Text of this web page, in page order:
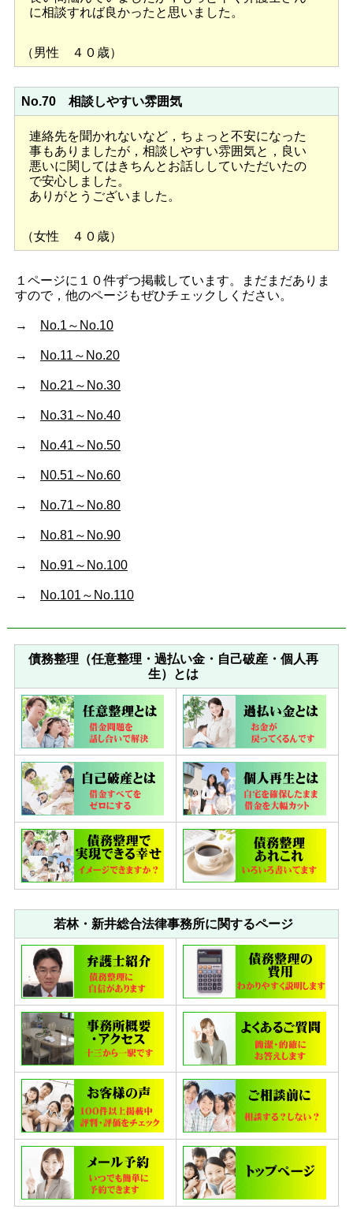
に相談すれば良かったと思いました。
（男性 ４０歳）
No.70 相談しやすい雰囲気
連絡先を聞かれないなど，ちょっと不安になった
事もありましたが，相談しやすい雰囲気と，良い
悪いに関してはきちんとお話ししていただいたの
で安心しました。
ありがとうございました。
（女性 ４０歳）
１ページに１０件ずつ掲載しています。まだまだありま
すので，他のページもぜひチェックしください。
→ No.1～No.10
→ No.11～No.20
→ No.21～No.30
→ No.31～No.40
→ No.41～No.50
→ N0.51～No.60
→ No.71～No.80
→ No.81～No.90
→ No.91～No.100
→ No.101～No.110
債務整理（任意整理・過払い金・自己破産・個人再
生）とは
若林・新井総合法律事務所に関するページ